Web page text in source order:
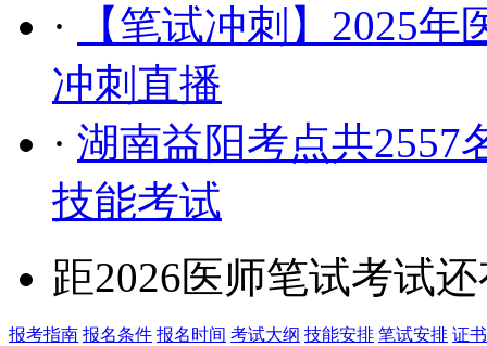
·
【笔试冲刺】2025
冲刺直播
· 湖南益阳考点共2557
技能考试
距2026医师笔试考试
报考指南 报名条件 报名时间 考试大纲 技能安排 笔试安排 证